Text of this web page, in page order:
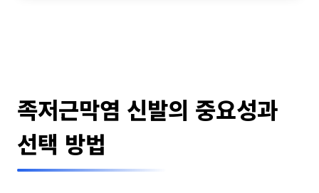
족저근막염 신발의 중요성과
선택 방법